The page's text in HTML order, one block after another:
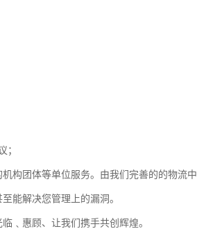
；
构团体等单位服务。由我们完善的的物流中
能解决您管理上的漏洞。
﹑惠顾、让我们携手共创辉煌。